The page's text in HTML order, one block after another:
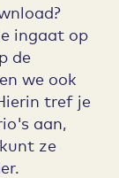
ingaat op
de
we ook
tref je
aan,
ze